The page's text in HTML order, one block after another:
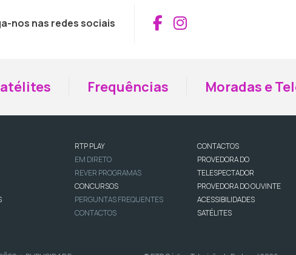
nos nas redes sociais Aceder ao
Aceder ao
Frequências Moradas e
RTP PLAY
EM DIRETO
REVER PROGRAMAS
CONCURSOS
PERGUNTAS FREQUENTES
CONTACTOS
CONTACTOS
PROVEDORA DO
TELESPECTADOR
PROVEDORA DO OUVINTE
ACESSIBILIDADES
SATÉLITES